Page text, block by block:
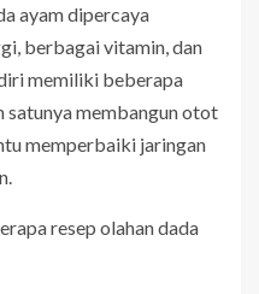
ayam dipercaya
berbagai vitamin, dan
memiliki beberapa
satunya membangun otot
memperbaiki jaringan
resep olahan dada